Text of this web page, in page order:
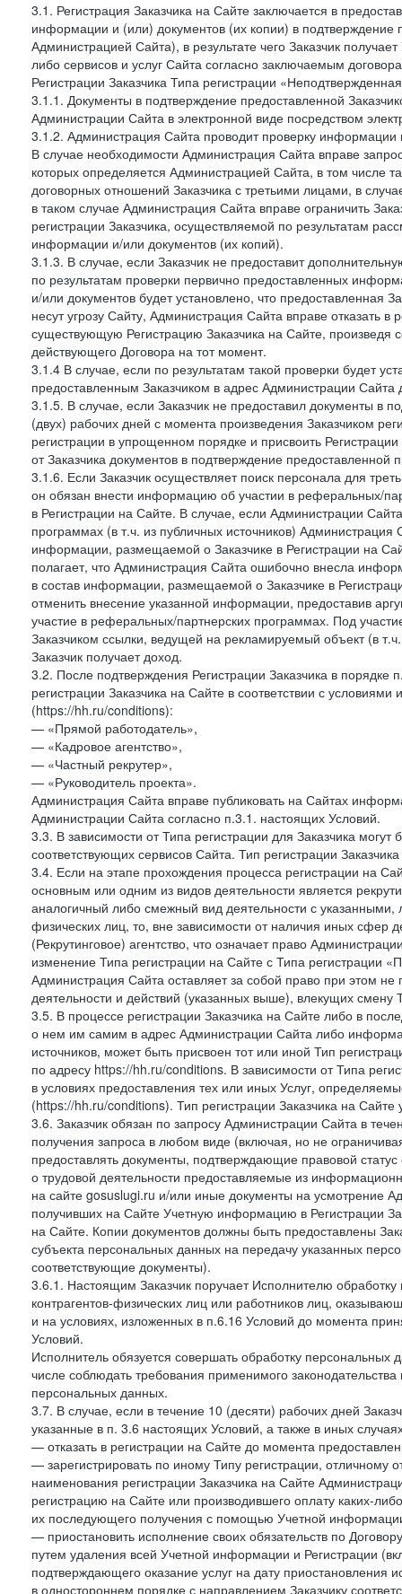
3.1. Регистрация Заказчика на Сайте заключается в
информации и (или) документов (их копии) в
Администрацией Сайта), в результате чего Заказчик
либо сервисов и услуг Сайта согласно заключаемым
Регистрации Заказчика Типа регистрации
3.1.1. Документы в подтверждение предоставленной
Администрации Сайта в электронной виде посредством
3.1.2. Администрация Сайта проводит проверку информации
В случае необходимости Администрация Сайта вправе
которых определяется Администрацией Сайта, в том числе
договорных отношений Заказчика с третьими лицами, в
в таком случае Администрация Сайта вправе ограничить
регистрации Заказчика, осуществляемой по результатам
информации и/или документов (их копий).
3.1.3. В случае, если Заказчик не предоставит
по результатам проверки первично предоставленных
и/или документов будет установлено, что предоставленная
несут угрозу Сайту, Администрация Сайта вправе отказать
существующую Регистрацию Заказчика на Сайте, произведя
действующего Договора на тот момент.
3.1.4 В случае, если по результатам такой проверки будет
предоставленным Заказчиком в адрес Администрации
3.1.5. В случае, если Заказчик не предоставил документы в
(двух) рабочих дней с момента произведения Заказчиком
регистрации в упрощенном порядке и присвоить
от Заказчика документов в подтверждение
3.1.6. Если Заказчик осуществляет поиск персонала для
он обязан внести информацию об участии в реферальных/
в Регистрации на Сайте. В случае, если Администрации
программах (в т.ч. из публичных источников)
информации, размещаемой о Заказчике в Регистрации на
полагает, что Администрация Сайта ошибочно внесла
в состав информации, размещаемой о Заказчике в
отменить внесение указанной информации, предоставив
участие в реферальных/партнерских программах. Под
Заказчиком ссылки, ведущей на рекламируемый объект (в
Заказчик получает доход.
3.2. После подтверждения Регистрации Заказчика в
регистрации Заказчика на Сайте в соответствии с
(https://hh.ru/conditions):
— «Прямой работодатель»,
— «Кадровое агентство»,
— «Частный рекрутер»,
— «Руководитель проекта».
Администрация Сайта вправе публиковать на Сайтах
Администрации Сайта согласно п.3.1. настоящих Условий.
3.3. В зависимости от Типа регистрации для Заказчика
соответствующих сервисов Сайта. Тип регистрации
3.4. Если на этапе прохождения процесса регистрации на
основным или одним из видов деятельности является
аналогичный либо смежный вид деятельности с
физических лиц, то, вне зависимости от наличия иных сфер
(Рекрутинговое) агентство, что означает право
изменение Типа регистрации на Сайте с Типа регистрации
Администрация Сайта оставляет за собой право при этом не
деятельности и действий (указанных выше), влекущих смену
3.5. В процессе регистрации Заказчика на Сайте либо в
о нем им самим в адрес Администрации Сайта либо
источников, может быть присвоен тот или иной Тип
по адресу https://hh.ru/conditions. В зависимости от Типа
в условиях предоставления тех или иных Услуг,
(https://hh.ru/conditions). Тип регистрации Заказчика на
3.6. Заказчик обязан по запросу Администрации Сайта в
получения запроса в любом виде (включая, но не
предоставлять документы, подтверждающие правовой
о трудовой деятельности предоставляемые из
на сайте gosuslugi.ru и/или иные документы на усмотрение
получивших на Сайте Учетную информацию в Регистрации
на Сайте. Копии документов должны быть предоставлены
субъекта персональных данных на передачу указанных
соответствующие документы).
3.6.1. Настоящим Заказчик поручает Исполнителю
контрагентов-физических лиц или работников лиц,
и на условиях, изложенных в п.6.16 Условий до момента
Условий.
Исполнитель обязуется совершать обработку
числе соблюдать требования применимого
персональных данных.
3.7. В случае, если в течение 10 (десяти) рабочих дней
указанные в п. 3.6 настоящих Условий, а также в иных
— отказать в регистрации на Сайте до момента
— зарегистрировать по иному Типу регистрации, отличному
наименования регистрации Заказчика на Сайте
регистрацию на Сайте или производившего оплату каких-
их последующего получения с помощью Учетной
— приостановить исполнение своих обязательств по
путем удаления всей Учетной информации и Регистрации
подтверждающего оказание услуг на дату приостановления
в одностороннем порядке с направлением Заказчику